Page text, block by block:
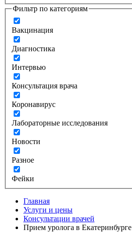
Фильтр по категориям
Вакцинация
Диагностика
Интервью
Консультация врача
Коронавирус
Лабораторные исследования
Новости
Разное
Фейки
Главная
Услуги и цены
Консультации врачей
Прием уролога в Екатеринбурге